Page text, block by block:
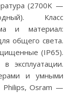
(2700K —
Класс
и материал:
общего света.
(IP65).
эксплуатации.
и умными
Philips, Osram —